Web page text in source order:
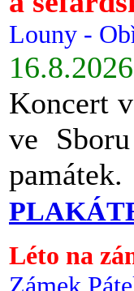
Louny -
Koncert
ve
památek.
Léto na
Zámek